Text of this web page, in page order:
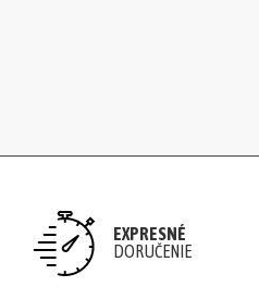
EXPRESNÉ
DORUČENIE